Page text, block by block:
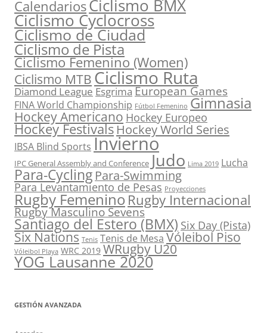
CalendariosCiclismo BMX
Ciclismo Cyclocross
Ciclismo de Ciudad
Ciclismo de Pista
Ciclismo Femenino (Women)
Ciclismo MTBCiclismo Ruta
Diamond League EsgrimaEuropean Games
FINA World Championship Fútbol Femenino Gimnasia
Hockey Americano Hockey Europeo
Hockey FestivalsHockey World Series
IBSA Blind Sports Invierno
IPC General Assembly and Conference Judo Lima 2019 Lucha
Para-Cycling Para-Swimming
Para Levantamiento de Pesas Proyecciones
Rugby FemeninoRugby Internacional
Rugby Masculino Sevens
Santiago del Estero (BMX) Six Day (Pista)
Six Nations Tenis Tenis de Mesa Vóleibol Piso
Vóleibol Playa WRC 2019 WRugby U20
YOG Lausanne 2020
GESTIÓN AVANZADA